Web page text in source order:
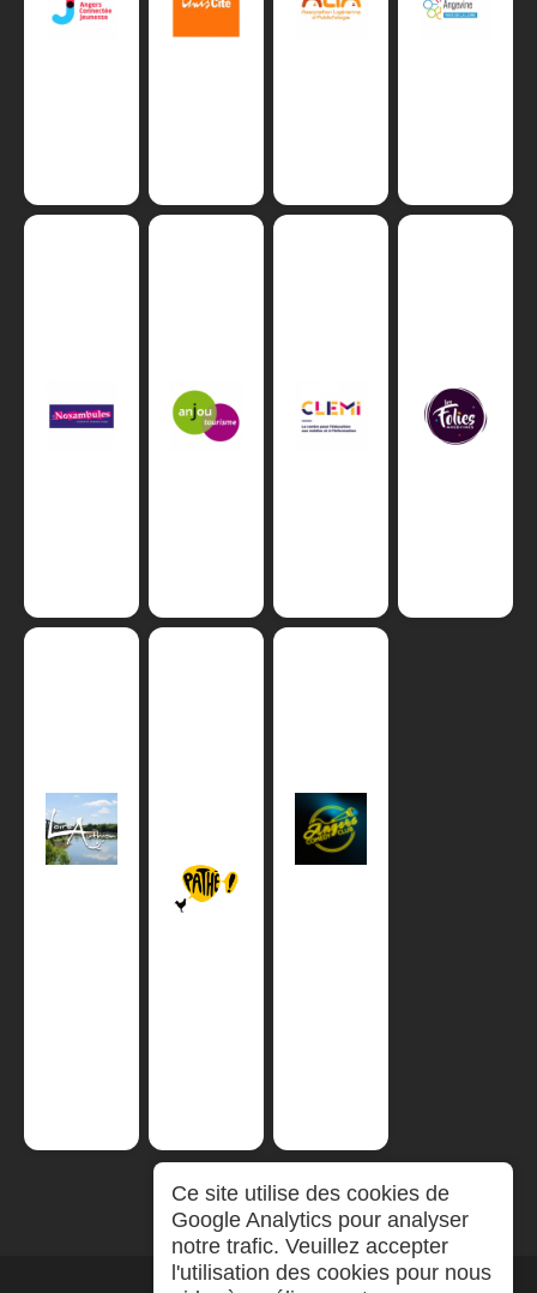
Ce site utilise des cookies de
Google Analytics pour analyser
notre trafic. Veuillez accepter
l'utilisation des cookies pour nous